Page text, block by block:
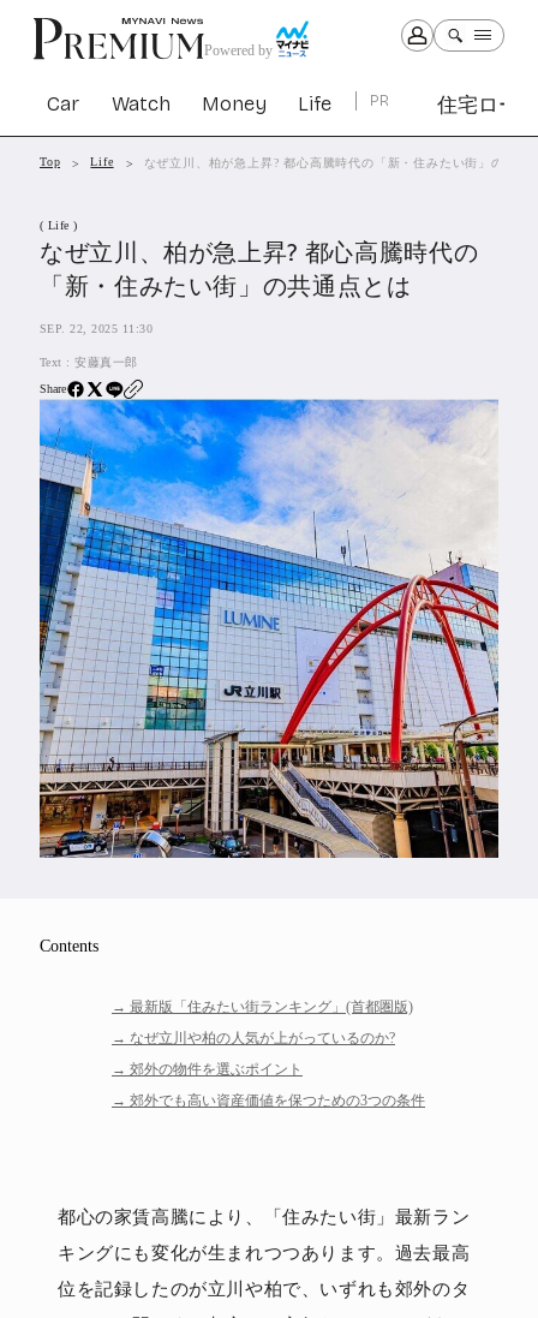
Powered by
Car Watch Money Life PR 住宅ロー
Car Watch Money Life
住宅ローン
SBIネオトレード証券
All Articles
特集&連載記事
Feature
Series
Top Life なぜ立川、柏が急上昇? 都心高騰時代の「新・住みたい街」の共通
( Life )
なぜ立川、柏が急上昇? 都心高騰時代の
「新・住みたい街」の共通点とは
SEP. 22, 2025 11:30
Text :安藤真一郎
Share
Contents
最新版「住みたい街ランキング」(首都圏版)
なぜ立川や柏の人気が上がっているのか?
郊外の物件を選ぶポイント
郊外でも高い資産価値を保つための3つの条件
都心の家賃高騰により、「住みたい街」最新ラン
キングにも変化が生まれつつあります。過去最高
位を記録したのが立川や柏で、いずれも郊外のタ